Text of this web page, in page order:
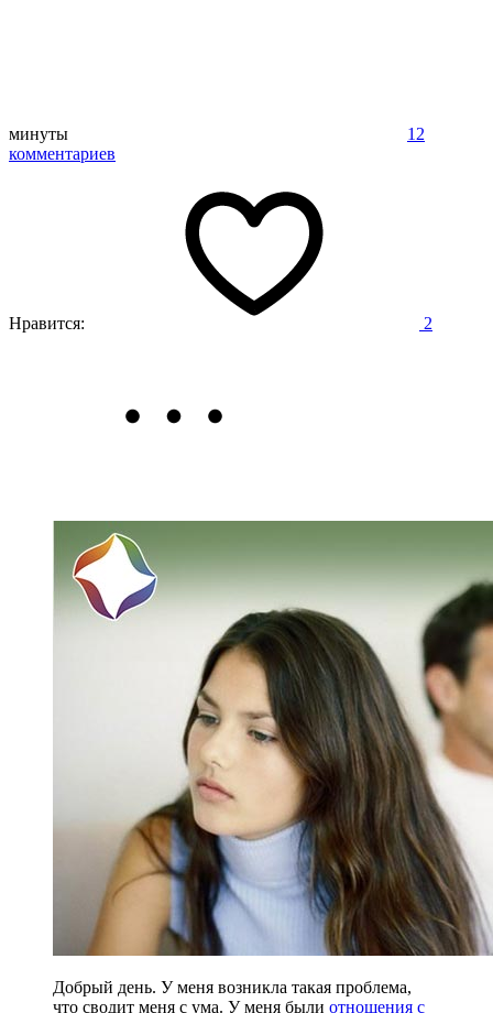
минуты
12
комментариев
Нравится: 2
Добрый день. У меня возникла такая проблема,
что сводит меня с ума. У меня были отношения с